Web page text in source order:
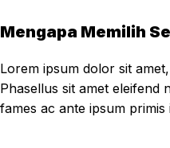
Mengapa Memilih
Lorem ipsum dolor sit
Phasellus sit amet eleifend
fames ac ante ipsum primis